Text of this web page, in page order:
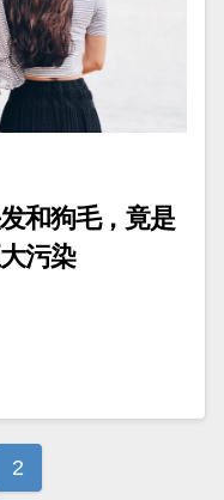
和狗毛，竟是
污染
2